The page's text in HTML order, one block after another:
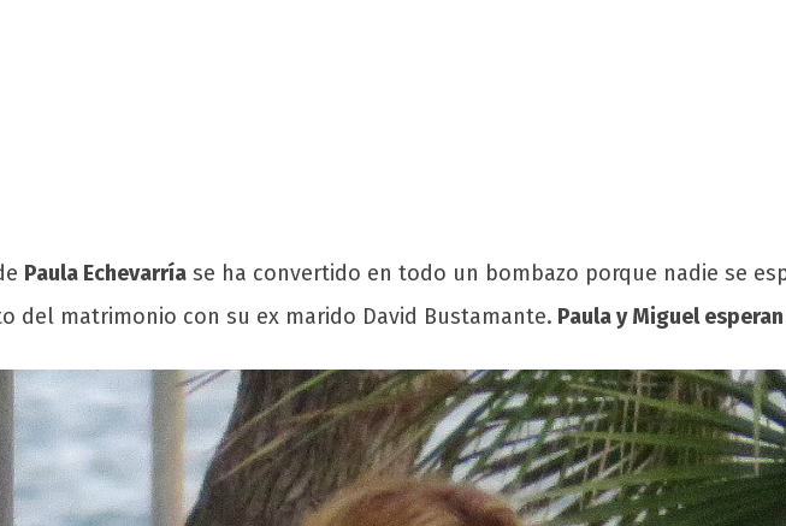
Paula Echevarría se ha convertido en todo un bombazo porque nadie se
del matrimonio con su ex marido David Bustamante. Paula y Miguel